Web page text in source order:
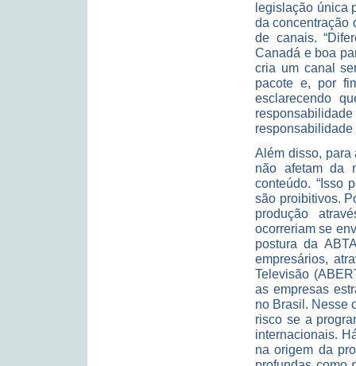
legislação única
da concentração
de canais.
Canadá e boa
cria um canal
pacote e, por
esclarecendo
Além disso, para
não afetam da
conteúdo. “Isso
são proibitivos.
produção
ocorreriam se
postura da
empresários,
Televisão
as empresas
no Brasil. Nesse
risco se a
internacionais.
na origem da